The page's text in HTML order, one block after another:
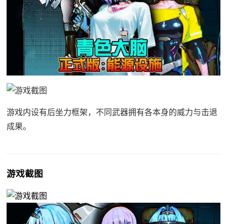
游戏内设有后坐力框架，不同武器拥有各本身的威力与击退
成果。
游戏截图